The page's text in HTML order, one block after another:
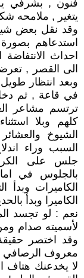
فنون , بشرفي
يتغير , ملامحه
وقد نقل بعض
استدعاهم
الى القصر ,
وبعد انتظار
في قاعة , ثم
ترتسم مشاعر
كلهم وبلا
الشيوخ
السبب وراء
جلس على
بالجلوس في
الكاميرات
الكاميرا وبدأ
نعم : لو تجسد
لأسميته صدام
وقد اختصر
معروف الرصافي ,
لا يخدعنك هتاف